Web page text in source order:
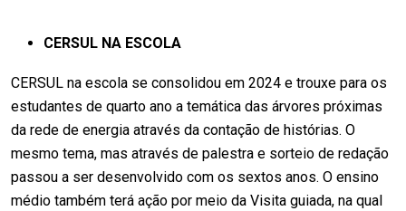
CERSUL NA ESCOLA
CERSUL na escola se consolidou em 2024 e trouxe para os
estudantes de quarto ano a temática das árvores próximas
da rede de energia através da contação de histórias. O
mesmo tema, mas através de palestra e sorteio de redação
passou a ser desenvolvido com os sextos anos. O ensino
médio também terá ação por meio da Visita guiada, na qual